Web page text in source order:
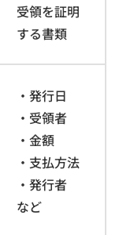
受領を証明
する書類
・発行日
・受領者
・金額
・支払方法
・発行者
など